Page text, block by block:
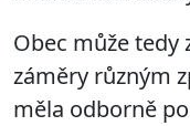
Obec může tedy
záměry různým
měla odborně